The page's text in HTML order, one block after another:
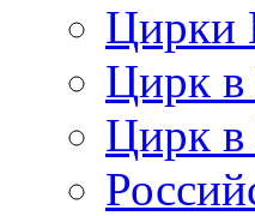
Цирки
Цирк
Цирк в